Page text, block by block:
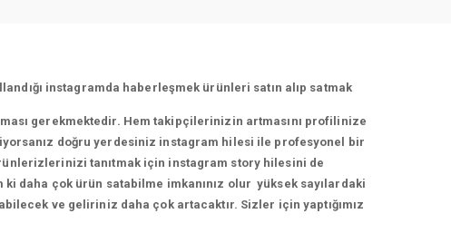
instagramda haberleşmek ürünleri satın alıp satmak
gerekmektedir. Hem takipçilerinizin artmasını profilinize
doğru yerdesiniz instagram hilesi ile profesyonel bir
tanıtmak için instagram story hilesini de
ki daha çok ürün satabilme imkanınız olur yüksek sayılardaki
ve geliriniz daha çok artacaktır. Sizler için yaptığımız